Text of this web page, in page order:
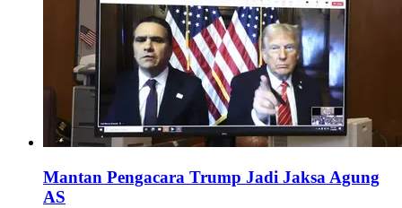
Mantan Pengacara Trump Jadi Jaksa Agung
AS